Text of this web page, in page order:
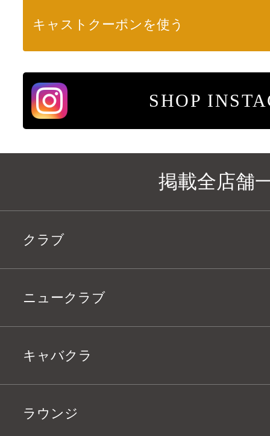
キャストクーポンを使う
SHOP
掲載全店舗
クラブ
ニュークラブ
キャバクラ
ラウンジ